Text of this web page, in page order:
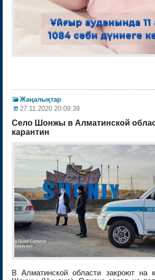
Жаңалықтар
27.11.2020 20:09:39
Село Шонжы в Алматинской
карантин
В Алматинской области закроют на